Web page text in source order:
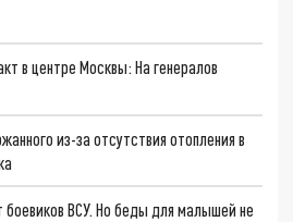
в центре Москвы: На генералов
из-за отсутствия отопления в
ВСУ. Но беды для малышей не